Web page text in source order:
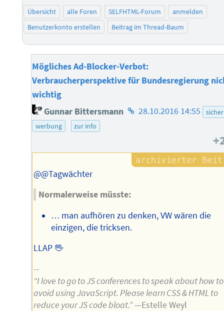
Übersicht alle Foren SELFHTML-Forum
anmelden
Benutzerkonto erstellen
Beitrag im Thread-Baum
Mögliches Ad-Blocker-Verbot:
Verbraucherperspektive für Bundesregierung
wichtig
Gunnar Bittersmann Homepage
28.10.2016 14:55
werbung
zur info
@@Tagwächter
Normalerweise müsste:
… man aufhören zu denken, VW wären die
einzigen, die tricksen.
LLAP 🖖
--
“I love to go to JS conferences to speak about how to
avoid using JavaScript. Please learn CSS & HTML to
reduce your JS code bloat.”—Estelle Weyl